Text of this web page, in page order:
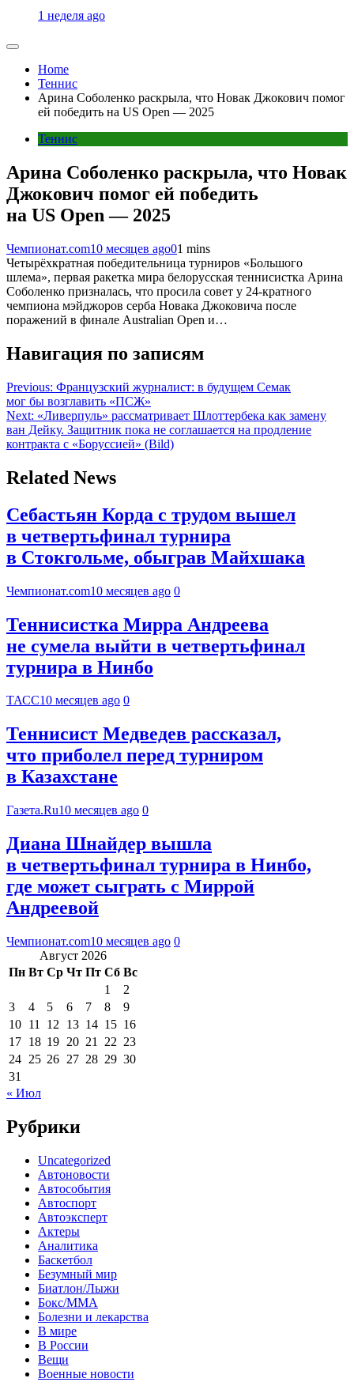
1 неделя ago
Home
Теннис
Арина Соболенко раскрыла, что Новак Джокович помог
ей победить на US Open — 2025
Теннис
Арина Соболенко раскрыла, что Новак
Джокович помог ей победить
на US Open — 2025
Чемпионат.com10 месяцев ago01 mins
Четырёхкратная победительница турниров «Большого
шлема», первая ракетка мира белорусская теннисистка Арина
Соболенко призналась, что просила совет у 24-кратного
чемпиона мэйджоров серба Новака Джоковича после
поражений в финале Australian Open и…
Навигация по записям
Previous: Французский журналист: в будущем Семак
мог бы возглавить «ПСЖ»
Next: «Ливерпуль» рассматривает Шлоттербека как замену
ван Дейку. Защитник пока не соглашается на продление
контракта с «Боруссией» (Bild)
Related News
Себастьян Корда с трудом вышел
в четвертьфинал турнира
в Стокгольме, обыграв Майхшака
Чемпионат.com10 месяцев ago 0
Теннисистка Мирра Андреева
не сумела выйти в четвертьфинал
турнира в Нинбо
ТАСС10 месяцев ago 0
Теннисист Медведев рассказал,
что приболел перед турниром
в Казахстане
Газета.Ru10 месяцев ago 0
Диана Шнайдер вышла
в четвертьфинал турнира в Нинбо,
где может сыграть с Миррой
Андреевой
Чемпионат.com10 месяцев ago 0
Август 2026
Пн Вт Ср Чт Пт Сб Вс
1
2
3
4 5 6 7 8
9
10 11 12 13 14 15 16
17 18 19 20 21 22 23
24 25 26 27 28 29 30
31
« Июл
Рубрики
Uncategorized
Автоновости
Автособытия
Автоспорт
Автоэксперт
Актеры
Аналитика
Баскетбол
Безумный мир
Биатлон/Лыжи
Бокс/MMA
Болезни и лекарства
В мире
В России
Вещи
Военные новости